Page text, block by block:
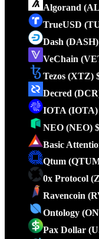
Algorand
TrueUSD
Dash (DASH)
VeChain
Tezos (XTZ)
Decred
IOTA (IOTA)
NEO (NEO)
Basic
Qtum
0x Protocol
Ravencoin
Ontology
Pax Dollar